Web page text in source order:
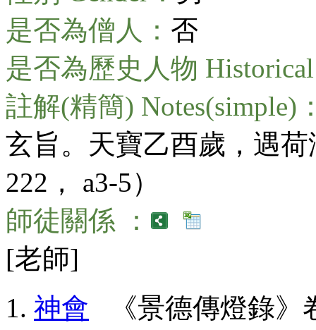
是否為僧人： 否
是否為歷史人物 Historical
註解(精簡) Notes(simple)
玄旨。天寶乙酉歲，遇荷
222， a3-5）
師徒關係 ：
[老師]
神會 《景德傳燈錄》